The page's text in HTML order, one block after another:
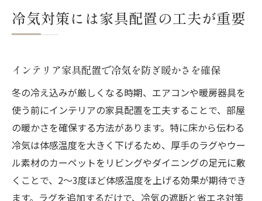
冷気対策には家具配置の工夫が重要
インテリア家具配置で冷気を防ぎ暖かさを確保
冬の冷え込みが厳しくなる時期、エアコンや暖房器具を
使う前にインテリアの家具配置を工夫することで、部屋
の暖かさを確保する方法があります。特に床から伝わる
冷気は体感温度を大きく下げるため、厚手のラグやウー
ル素材のカーペットをリビングやダイニングの足元に敷
くことで、2〜3度ほど体感温度を上げる効果が期待でき
ます。ラグを追加するだけで、冷気の遮断と省エネ対策